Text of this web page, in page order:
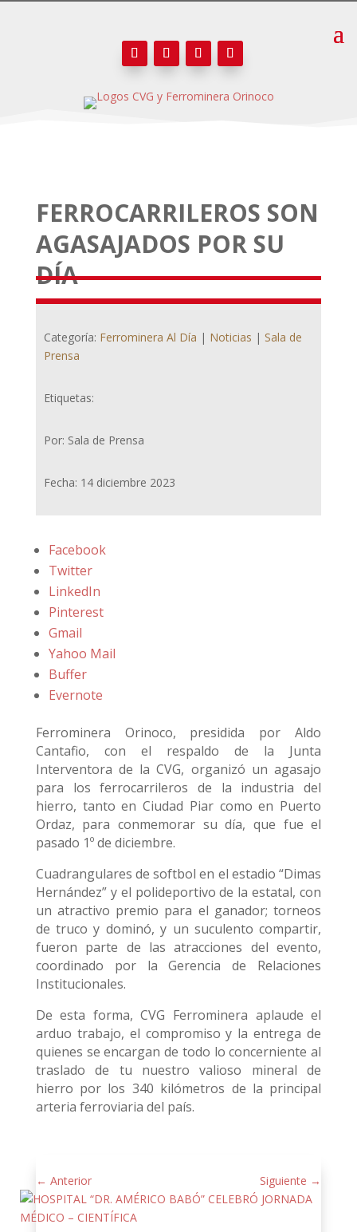
FERROCARRILEROS SON
AGASAJADOS POR SU
DÍA
Categoría: Ferrominera Al Día | Noticias | Sala de
Prensa
Etiquetas:
Por: Sala de Prensa
Fecha: 14 diciembre 2023
Facebook
Twitter
LinkedIn
Pinterest
Gmail
Yahoo Mail
Buffer
Evernote
Ferrominera Orinoco, presidida por Aldo
Cantafio, con el respaldo de la Junta
Interventora de la CVG, organizó un agasajo
para los ferrocarrileros de la industria del
hierro, tanto en Ciudad Piar como en Puerto
Ordaz, para conmemorar su día, que fue el
pasado 1º de diciembre.
Cuadrangulares de softbol en el estadio “Dimas
Hernández” y el polideportivo de la estatal, con
un atractivo premio para el ganador; torneos
de truco y dominó, y un suculento compartir,
fueron parte de las atracciones del evento,
coordinado por la Gerencia de Relaciones
Institucionales.
De esta forma, CVG Ferrominera aplaude el
arduo trabajo, el compromiso y la entrega de
quienes se encargan de todo lo concerniente al
traslado de tu nuestro valioso mineral de
hierro por los 340 kilómetros de la principal
arteria ferroviaria del país.
← Anterior Siguiente →